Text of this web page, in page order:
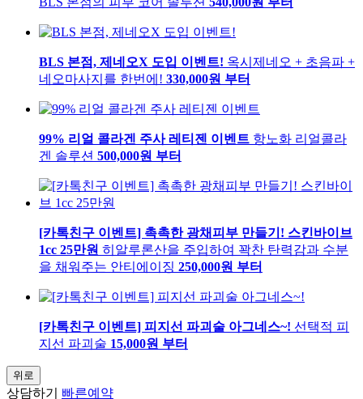
BLS 본점, 제네오X 도입 이벤트! 옥시제네오 + 초음파 +
네오마사지를 한번에! 330,000원 부터
99% 리얼 콜라겐 주사 레티젠 이벤트 항노화 리얼콜라
겐 솔루션 500,000원 부터
[카톡친구 이벤트] 촉촉한 광채피부 만들기! 스킨바이브
1cc 25만원 히알루론산을 주입하여 꽉찬 탄력감과 수분
을 채워주는 안티에이징 250,000원 부터
[카톡친구 이벤트] 피지선 파괴술 아그네스~! 선택적 피
지선 파괴술 15,000원 부터
위로
상담하기 빠른예약